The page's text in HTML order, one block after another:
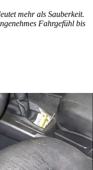
mehr als Sauberkeit.
Fahrgefühl bis